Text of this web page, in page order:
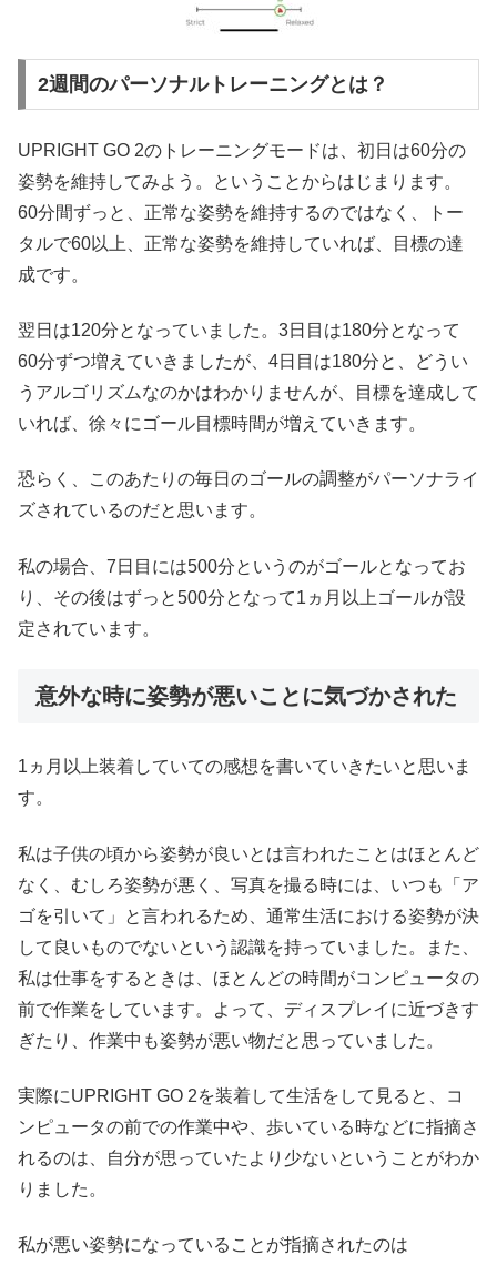
2週間のパーソナルトレーニングとは？
UPRIGHT GO 2のトレーニングモードは、初日は60分の
姿勢を維持してみよう。ということからはじまります。
60分間ずっと、正常な姿勢を維持するのではなく、トー
タルで60以上、正常な姿勢を維持していれば、目標の達
成です。
翌日は120分となっていました。3日目は180分となって
60分ずつ増えていきましたが、4日目は180分と、どうい
うアルゴリズムなのかはわかりませんが、目標を達成して
いれば、徐々にゴール目標時間が増えていきます。
恐らく、このあたりの毎日のゴールの調整がパーソナライ
ズされているのだと思います。
私の場合、7日目には500分というのがゴールとなってお
り、その後はずっと500分となって1ヵ月以上ゴールが設
定されています。
意外な時に姿勢が悪いことに気づかされた
1ヵ月以上装着していての感想を書いていきたいと思いま
す。
私は子供の頃から姿勢が良いとは言われたことはほとんど
なく、むしろ姿勢が悪く、写真を撮る時には、いつも「ア
ゴを引いて」と言われるため、通常生活における姿勢が決
して良いものでないという認識を持っていました。また、
私は仕事をするときは、ほとんどの時間がコンピュータの
前で作業をしています。よって、ディスプレイに近づきす
ぎたり、作業中も姿勢が悪い物だと思っていました。
実際にUPRIGHT GO 2を装着して生活をして見ると、コ
ンピュータの前での作業中や、歩いている時などに指摘さ
れるのは、自分が思っていたより少ないということがわか
りました。
私が悪い姿勢になっていることが指摘されたのは